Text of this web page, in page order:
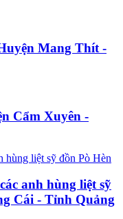
Mang Thít -
Cẩm Xuyên -
anh hùng liệt sỹ
Cái - Tỉnh Quảng